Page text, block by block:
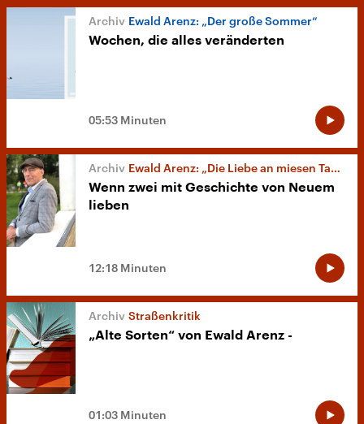
Ewald Arenz: „Der große Sommer“
Wochen, die alles veränderten
05:53 Minuten
Ewald Arenz: „Die Liebe an miesen Tagen“
Wenn zwei mit Geschichte von Neuem
lieben
12:18 Minuten
Straßenkritik
„Alte Sorten“ von Ewald Arenz -
01:03 Minuten